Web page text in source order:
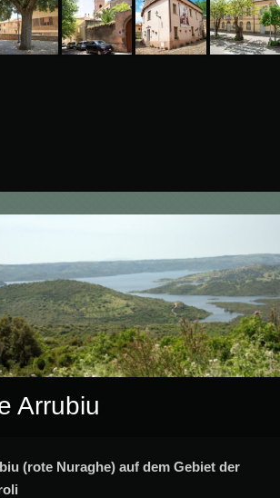
Arrubiu
(rote Nuraghe) auf dem Gebiet der